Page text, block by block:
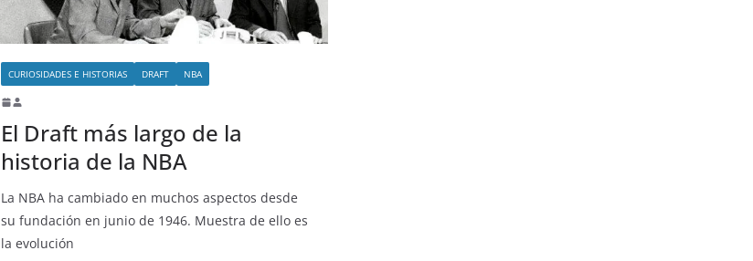
CURIOSIDADES E HISTORIAS DRAFT NBA
El Draft más largo de la
historia de la NBA
La NBA ha cambiado en muchos aspectos desde
su fundación en junio de 1946. Muestra de ello es
la evolución